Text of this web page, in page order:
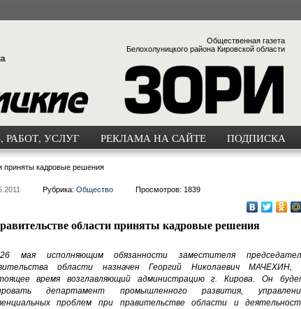
Общественная газета
Белохолуницкого района Кировской области
РАБОТ, УСЛУГ РЕКЛАМА НА САЙТЕ ПОДПИСКА
приняты кадровые решения
Рубрика: Общество Просмотров: 1839
области приняты кадровые решения
мая исполняющим обязанности заместителя
области назначен Георгий Николаевич МАЧЕХИН,
время возглавляющий администрацию г. Кирова. Он
департамент промышленного развития,
проблем при правительстве области и